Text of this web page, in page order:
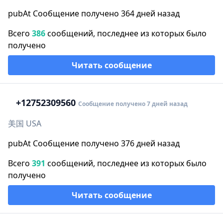
pubAt Сообщение получено 364 дней назад
Всего 386сообщений, последнее из которых было
получено
Читать сообщение
+12752309560 Сообщение получено 7 дней назад
美国 USA
pubAt Сообщение получено 376 дней назад
Всего 391 сообщений, последнее из которых было
получено
Читать сообщение